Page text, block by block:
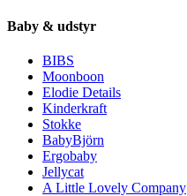
Baby & udstyr
BIBS
Moonboon
Elodie Details
Kinderkraft
Stokke
BabyBjörn
Ergobaby
Jellycat
A Little Lovely Company